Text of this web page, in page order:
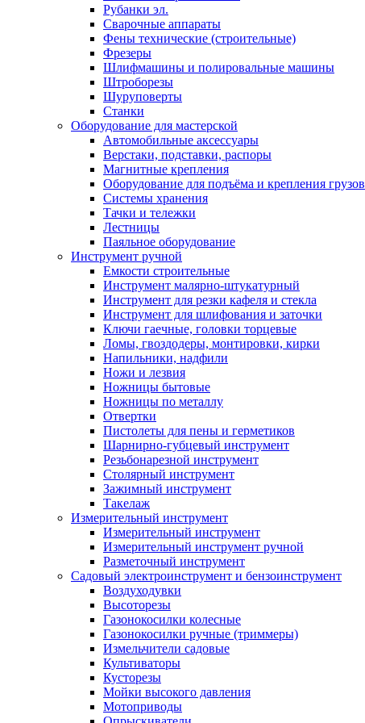
Рубанки эл.
Сварочные аппараты
Фены технические (строительные)
Фрезеры
Шлифмашины и полировальные машины
Штроборезы
Шуруповерты
Станки
Оборудование для мастерской
Автомобильные аксессуары
Верстаки, подставки, распоры
Магнитные крепления
Оборудование для подъёма и крепления грузов
Системы хранения
Тачки и тележки
Лестницы
Паяльное оборудование
Инструмент ручной
Емкости строительные
Инструмент малярно-штукатурный
Инструмент для резки кафеля и стекла
Инструмент для шлифования и заточки
Ключи гаечные, головки торцевые
Ломы, гвоздодеры, монтировки, кирки
Напильники, надфили
Ножи и лезвия
Ножницы бытовые
Ножницы по металлу
Отвертки
Пистолеты для пены и герметиков
Шарнирно-губцевый инструмент
Резьбонарезной инструмент
Столярный инструмент
Зажимный инструмент
Такелаж
Измерительный инструмент
Измерительный инструмент
Измерительный инструмент ручной
Разметочный инструмент
Садовый электроинструмент и бензоинструмент
Воздуходувки
Высоторезы
Газонокосилки колесные
Газонокосилки ручные (триммеры)
Измельчители садовые
Культиваторы
Кусторезы
Мойки высокого давления
Мотоприводы